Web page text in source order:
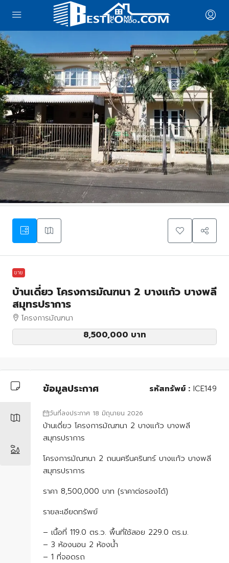
ขาย
บ้านเดี่ยว โครงการมัณฑนา 2 บางแก้ว บางพลี
สมุทรปราการ
โครงการมัณฑนา
8,500,000 บาท
ข้อมูลประกาศ รหัสทรัพย์ : ICE149
วันที่ลงประกาศ 18 มิถุนายน 2026
บ้านเดี่ยว โครงการมัณฑนา 2 บางแก้ว บางพลี
สมุทรปราการ
โครงการมัณฑนา 2 ถนนศรีนครินทร์ บางแก้ว บางพลี
สมุทรปราการ
ราคา 8,500,000 บาท (ราคาต่อรองได้)
รายละเอียดทรัพย์
– เนื้อที่ 119.0 ตร.ว. พื้นที่ใช้สอย 229.0 ตร.ม.
– 3 ห้องนอน 2 ห้องน้ำ
– 1 ที่จอดรถ